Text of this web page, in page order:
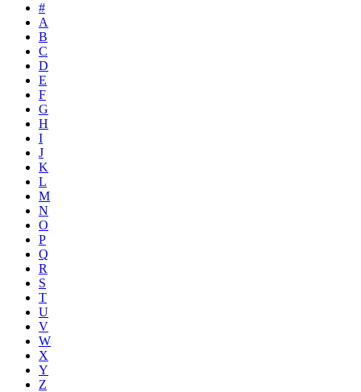
#
A
B
C
D
E
F
G
H
I
J
K
L
M
N
O
P
Q
R
S
T
U
V
W
X
Y
Z